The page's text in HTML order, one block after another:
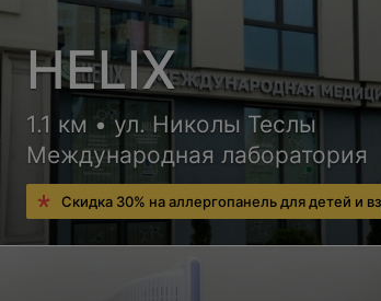
HELIX
1.1 км • ул. Николы Теслы
Международная лаборатория
Скидка 30% на аллергопанель для детей и